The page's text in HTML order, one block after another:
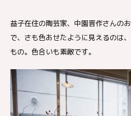
益子在住の陶芸家、中園晋作さんの
で、さも色あせたように見えるのは
もの。色合いも素敵です。